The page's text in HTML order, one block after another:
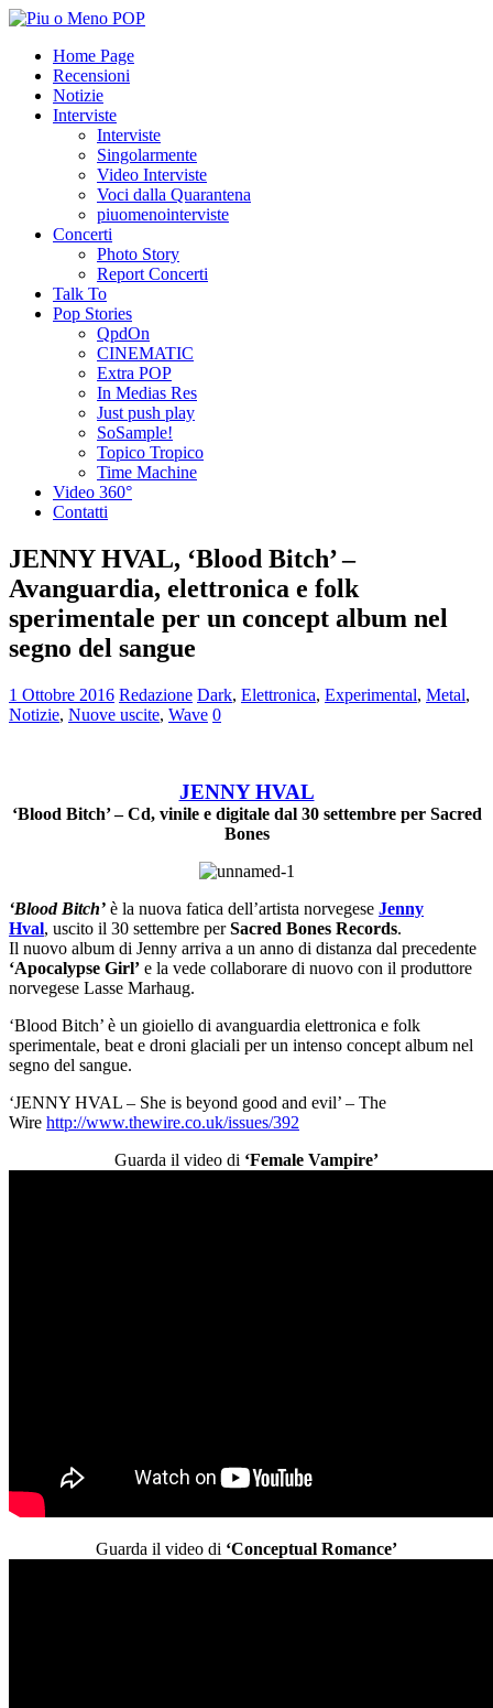
Home Page
Recensioni
Notizie
Interviste
Interviste
Singolarmente
Video Interviste
Voci dalla Quarantena
piuomenointerviste
Concerti
Photo Story
Report Concerti
Talk To
Pop Stories
QpdOn
CINEMATIC
Extra POP
In Medias Res
Just push play
SoSample!
Topico Tropico
Time Machine
Video 360°
Contatti
JENNY HVAL, ‘Blood Bitch’ –
Avanguardia, elettronica e folk
sperimentale per un concept album nel
segno del sangue
1 Ottobre 2016 Redazione Dark, Elettronica, Experimental, Metal,
Notizie, Nuove uscite, Wave 0
JENNY HVAL
‘Blood Bitch’ – Cd, vinile e digitale dal 30 settembre per Sacred
Bones
‘Blood Bitch’ è la nuova fatica dell’artista norvegese Jenny
Hval, uscito il 30 settembre perSacred Bones Records.
Il nuovo album di Jenny arriva a un anno di distanza dal precedente
‘Apocalypse Girl’ e la vede collaborare di nuovo con il produttore
norvegese Lasse Marhaug.
‘Blood Bitch’ è un gioiello di avanguardia elettronica e folk
sperimentale, beat e droni glaciali per un intenso concept album nel
segno del sangue.
‘JENNY HVAL – She is beyond good and evil’ – The
Wire http://www.thewire.co.uk/issues/392
Guarda il video di ‘Female Vampire’
Guarda il video di ‘Conceptual Romance’